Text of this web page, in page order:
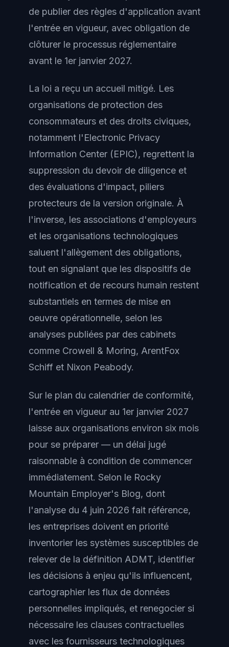
de publier des règles d'application avant
l'entrée en vigueur, avec obligation de
clôturer le processus réglementaire
avant le 1er janvier 2027.
La loi a reçu un accueil mitigé. Les
organisations de protection des
consommateurs et des droits civiques,
notamment l'Electronic Privacy
Information Center (EPIC), regrettent la
suppression du devoir de diligence et
des évaluations d'impact, piliers
protecteurs de la version originale. À
l'inverse, les associations d'employeurs
et les organisations technologiques
saluent l'allègement des obligations,
tout en signalant que les dispositifs de
notification et de recours humain restent
substantiels en termes de mise en
oeuvre opérationnelle, selon les
analyses publiées par des cabinets
comme Crowell & Moring, ArentFox
Schiff et Nixon Peabody.
Sur le plan du calendrier de conformité,
l'entrée en vigueur au 1er janvier 2027
laisse aux organisations environ six mois
pour se préparer — un délai jugé
raisonnable à condition de commencer
immédiatement. Selon le Rocky
Mountain Employer's Blog, dont
l'analyse du 4 juin 2026 fait référence,
les entreprises doivent en priorité
inventorier les systèmes susceptibles de
relever de la définition ADMT, identifier
les décisions à enjeu qu'ils influencent,
cartographier les flux de données
personnelles impliqués, et renegocier si
nécessaire les clauses contractuelles
avec les fournisseurs technologiques